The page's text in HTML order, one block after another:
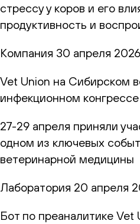
стрессу у коров и его
продуктивность и
Компания 30 апреля 2026
Vet Union на Сибирском
инфекционном
27-29 апреля приняли
одном из ключевых
ветеринарной медицины
Лаборатория 20 апреля
Бот по преаналитике Vet